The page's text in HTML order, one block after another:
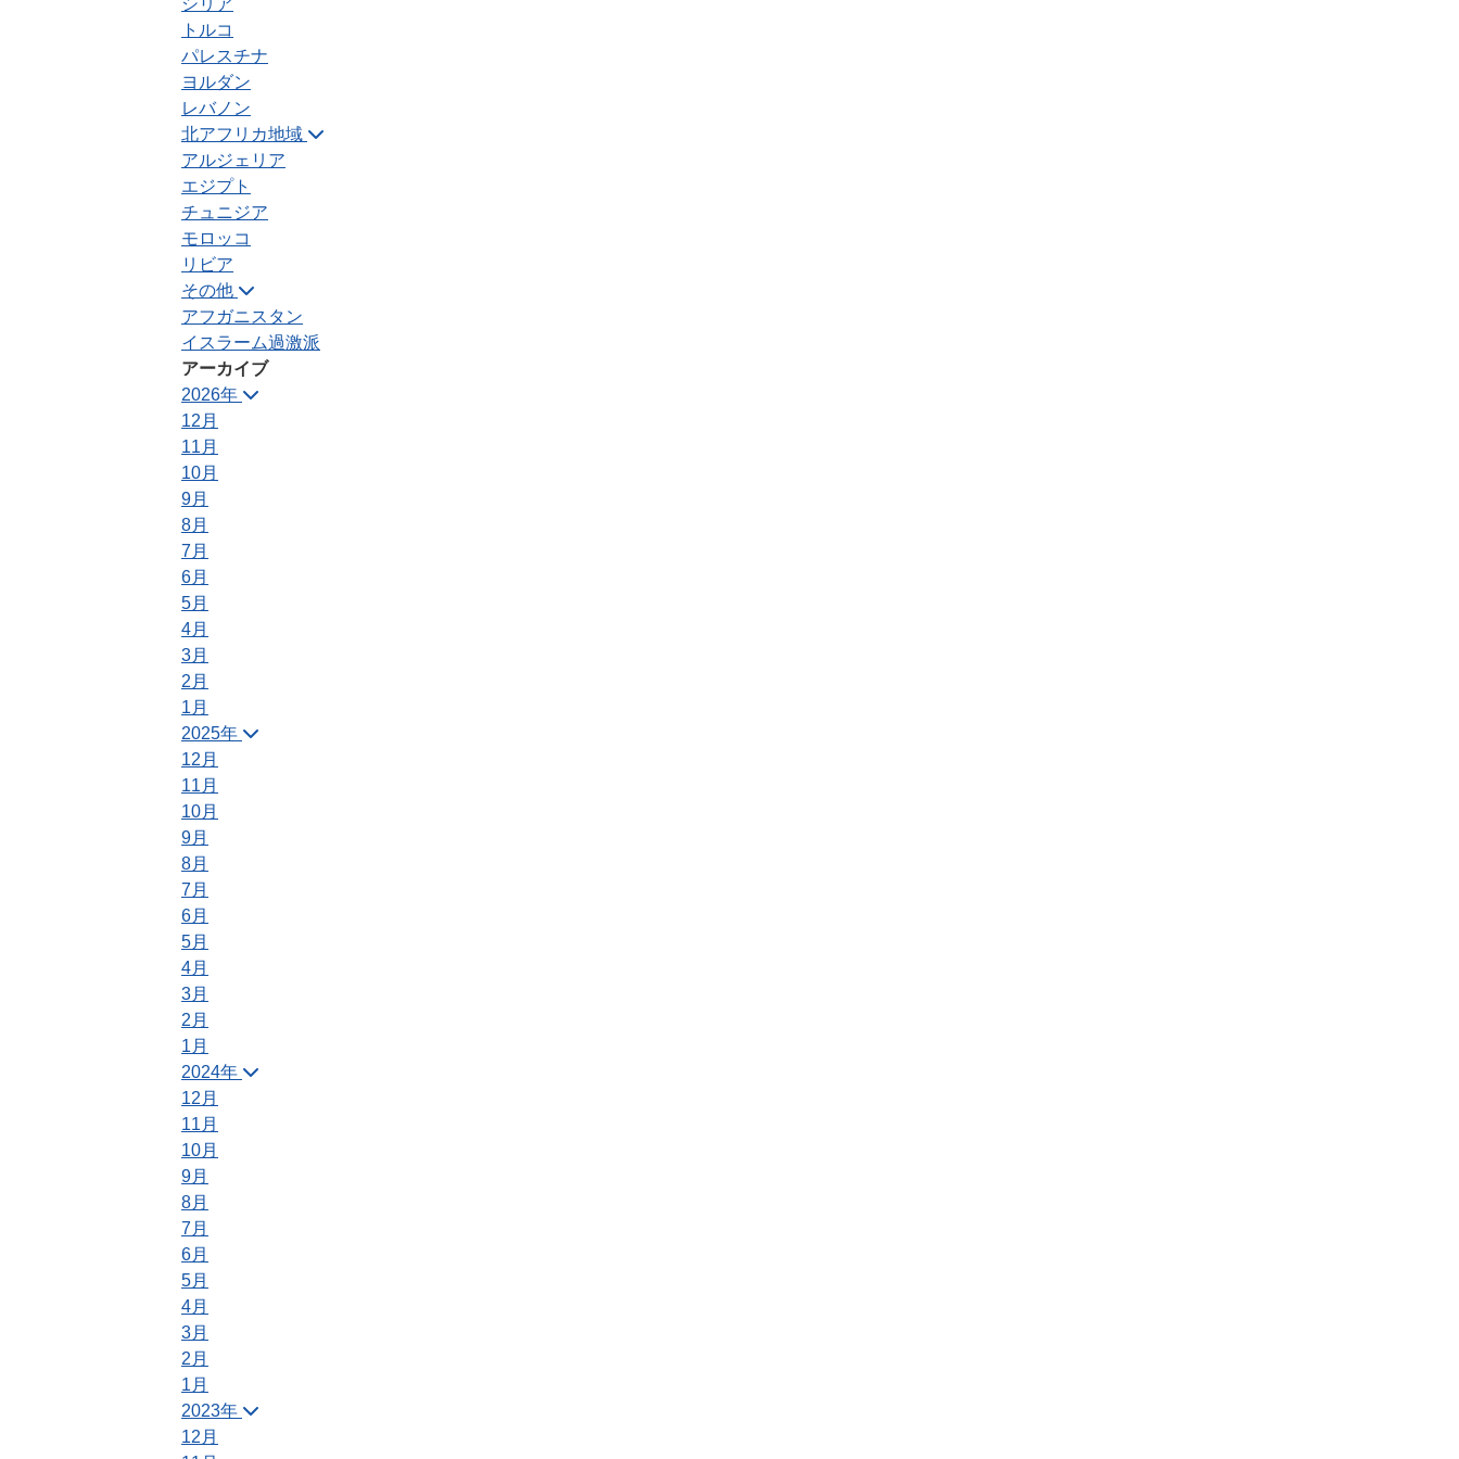
トルコ
パレスチナ
ヨルダン
レバノン
北アフリカ地域
アルジェリア
エジプト
チュニジア
モロッコ
リビア
その他
アフガニスタン
イスラーム過激派
アーカイブ
2026年
12月
11月
10月
9月
8月
7月
6月
5月
4月
3月
2月
1月
2025年
12月
11月
10月
9月
8月
7月
6月
5月
4月
3月
2月
1月
2024年
12月
11月
10月
9月
8月
7月
6月
5月
4月
3月
2月
1月
2023年
12月